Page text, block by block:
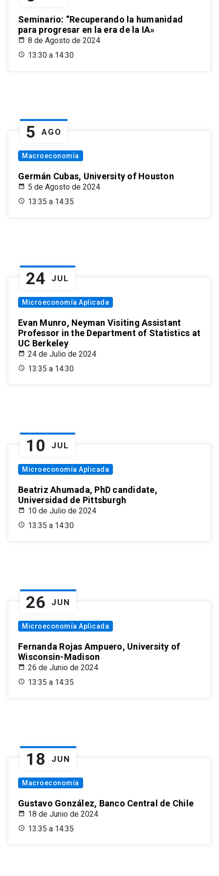
Seminario: “Recuperando la humanidad
para progresar en la era de la IA»
8 de Agosto de 2024
13:30 a 14:30
5 AGO
Macroeconomía
Germán Cubas, University of Houston
5 de Agosto de 2024
13:35 a 14:35
24 JUL
Microeconomía Aplicada
Evan Munro, Neyman Visiting Assistant
Professor in the Department of Statistics at
UC Berkeley
24 de Julio de 2024
13:35 a 14:30
10 JUL
Microeconomía Aplicada
Beatriz Ahumada, PhD candidate,
Universidad de Pittsburgh
10 de Julio de 2024
13:35 a 14:30
26 JUN
Microeconomía Aplicada
Fernanda Rojas Ampuero, University of
Wisconsin-Madison
26 de Junio de 2024
13:35 a 14:35
18 JUN
Macroeconomía
Gustavo González, Banco Central de Chile
18 de Junio de 2024
13:35 a 14:35